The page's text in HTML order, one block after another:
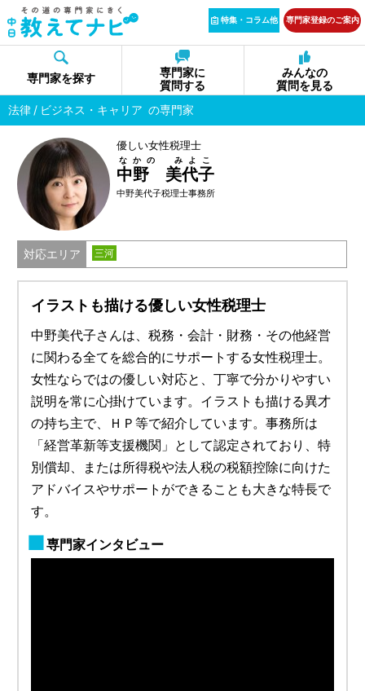
特集・コラム他 専門家登録のご案内
専門家を探す
専門家に
質問する
みんなの
質問を見る
法律
ビジネス・キャリア の専門家
優しい女性税理士
中野 美代子
なかの みよこ
中野美代子税理士事務所
対応エリア 三河
イラストも描ける優しい女性税理士
中野美代子さんは、税務・会計・財務・その他経営
に関わる全てを総合的にサポートする女性税理士。
女性ならではの優しい対応と、丁寧で分かりやすい
説明を常に心掛けています。イラストも描ける異才
の持ち主で、ＨＰ等で紹介しています。事務所は
「経営革新等支援機関」として認定されており、特
別償却、または所得税や法人税の税額控除に向けた
アドバイスやサポートができることも大きな特長で
す。
専門家インタビュー